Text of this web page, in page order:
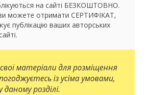
на сайті БЕЗКОШТОВНО.
можете отримати СЕРТИФІКАТ,
публікацію ваших авторських
матеріали для розміщення
із усіма умовами,
розділі.